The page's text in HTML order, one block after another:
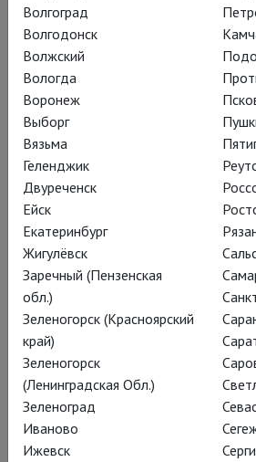
Иван Вырыпаев
Иранская
конференция
Iran Conference
Волгоград
Волгодонск
Волжский
Вологда
Воронеж
Выборг
Вязьма
Геленджик
Двуреченск
Ейск
Екатеринбург
Жигулёвск
Заречный (Пензенская
обл.)
Зеленогорск (Красноярский
край)
Зеленогорск
(Ленинградская Обл.)
Зеленоград
Иваново
Ижевск